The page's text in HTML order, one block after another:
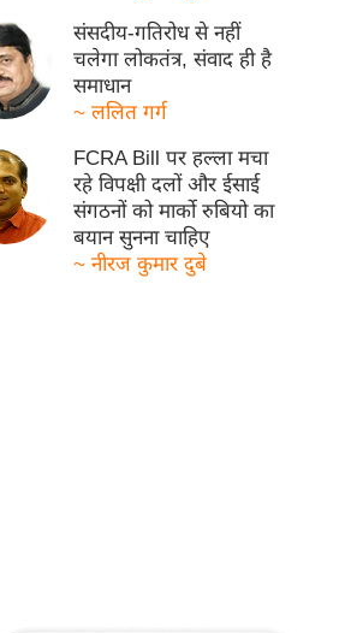
संसदीय-गतिरोध से नहीं
चलेगा लोकतंत्र, संवाद ही है
समाधान
~ ललित गर्ग
FCRA Bill पर हल्ला मचा
रहे विपक्षी दलों और ईसाई
संगठनों को मार्को रुबियो का
बयान सुनना चाहिए
~ नीरज कुमार दुबे